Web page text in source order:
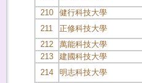
210
健行科技大學
211
正修科技大學
212
萬能科技大學
213
建國科技大學
214
明志科技大學